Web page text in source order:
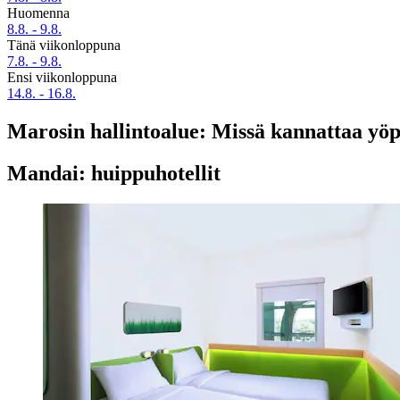
Huomenna
8.8. - 9.8.
Tänä viikonloppuna
7.8. - 9.8.
Ensi viikonloppuna
14.8. - 16.8.
Marosin hallintoalue: Missä kannattaa
Mandai: huippuhotellit